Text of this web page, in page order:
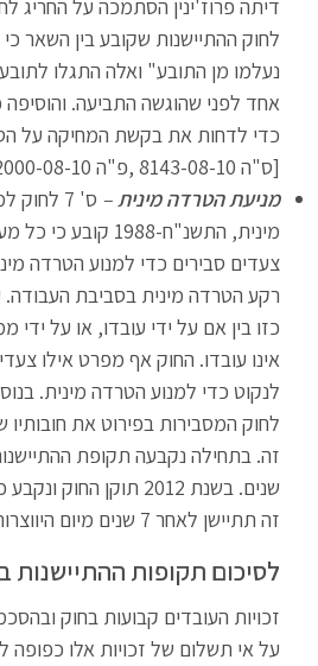
לחוק ההתיישנות שקובע בין השאר
נעלמו מן התובע" ואלה התגלו
אחד לפני שהוגשה התביעה. והוסיפה
כדי לדחות את בקשת המחיקה על
[ס"ה 8143-08-10 ,פ"ה 22000-08-10]
מניעת הטרדה מינית–
ס' 7
מינית, התשנ"ח-1988
צעדים סבירים כדי למנוע הטרדה
רקע הטרדה מינית בסביבת העבודה.
כזו בין אם על ידי עובדו, או על
אינו עובדו. החוק אף מפרט אילו
לנקוט כדי למנוע הטרדה מינית.
לחוק המסבירות בפירוט את חובותיו
שנים. בשנת 2012 תוקן
זה תתיישן לאחר 7 שנים מיום היווצרות העילה.
לסיכום תקופות ההתיישנות
זכויות העובדים קבועות בחוק
על אי תשלום של זכויות אלו כפופה